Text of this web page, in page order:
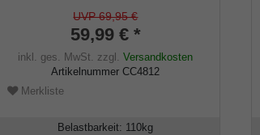
Leichtmetall, Gummipuffer
UVP 69,95 €
59,99 € *
inkl. ges. MwSt. zzgl.Versandkosten
ArtikelnummerCC4812
Merkliste
Belastbarkeit: 110kg